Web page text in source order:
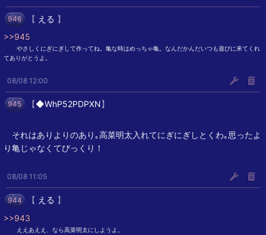
946 【 える 】
>>945
︎︎ ︎︎やさしくにぎにぎして作ってね。亀な時はめっちゃ亀。なんだかんだいつも遊びに来てくれ
てありがとうよ。
08/08 12:00
945 【◆WhP52PDPXN】
それはありよりのあり｡高菜明太入れてにぎにぎしとくわ｡思ったよ
り亀じゃなくてびっくり！
08/08 11:05
944 【 える 】
>>943
︎︎ ︎︎ええあええ、なら高菜明太にしようよ。